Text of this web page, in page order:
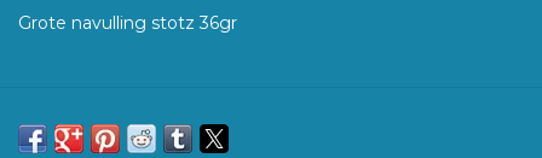
Grote navulling stotz 36gr